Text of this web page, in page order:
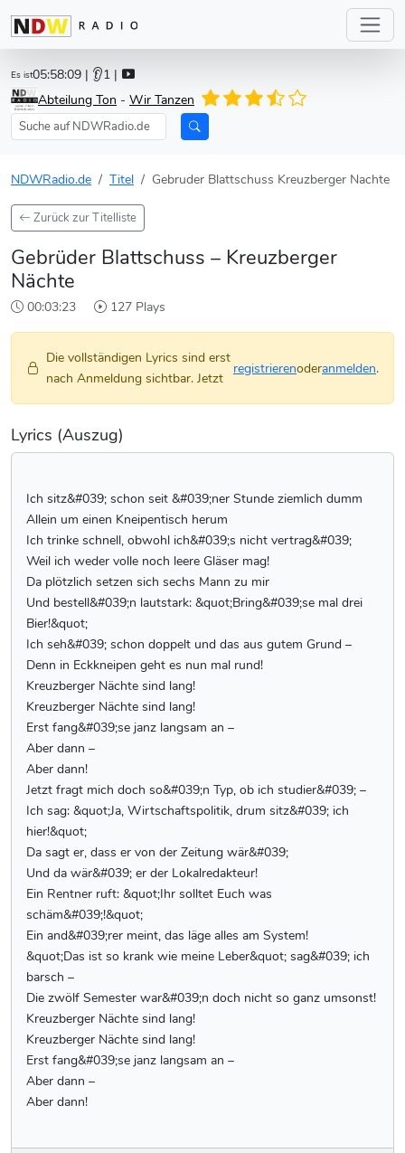
Es ist05:58:09 | 👂1 |
Abteilung Ton - Wir Tanzen
NDWRadio.de Titel Gebruder Blattschuss Kreuzberger Nachte
Zurück zur Titelliste
Gebrüder Blattschuss – Kreuzberger
Nächte
00:03:23 127 Plays
Die vollständigen Lyrics sind erst
nach Anmeldung sichtbar. Jetzt
registrierenoderanmelden.
Lyrics (Auszug)
Ich sitz&#039; schon seit &#039;ner Stunde ziemlich dumm
Allein um einen Kneipentisch herum
Ich trinke schnell, obwohl ich&#039;s nicht vertrag&#039;
Weil ich weder volle noch leere Gläser mag!
Da plötzlich setzen sich sechs Mann zu mir
Und bestell&#039;n lautstark: &quot;Bring&#039;se mal drei
Bier!&quot;
Ich seh&#039; schon doppelt und das aus gutem Grund –
Denn in Eckkneipen geht es nun mal rund!
Kreuzberger Nächte sind lang!
Kreuzberger Nächte sind lang!
Erst fang&#039;se janz langsam an –
Aber dann –
Aber dann!
Jetzt fragt mich doch so&#039;n Typ, ob ich studier&#039; –
Ich sag: &quot;Ja, Wirtschaftspolitik, drum sitz&#039; ich
hier!&quot;
Da sagt er, dass er von der Zeitung wär&#039;
Und da wär&#039; er der Lokalredakteur!
Ein Rentner ruft: &quot;Ihr solltet Euch was
schäm&#039;!&quot;
Ein and&#039;rer meint, das läge alles am System!
&quot;Das ist so krank wie meine Leber&quot; sag&#039; ich
barsch –
Die zwölf Semester war&#039;n doch nicht so ganz umsonst!
Kreuzberger Nächte sind lang!
Kreuzberger Nächte sind lang!
Erst fang&#039;se janz langsam an –
Aber dann –
Aber dann!